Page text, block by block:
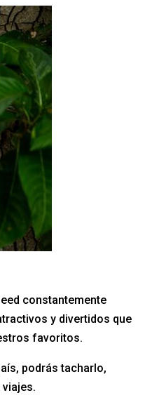
constantemente
y divertidos que
favoritos.
podrás tacharlo,